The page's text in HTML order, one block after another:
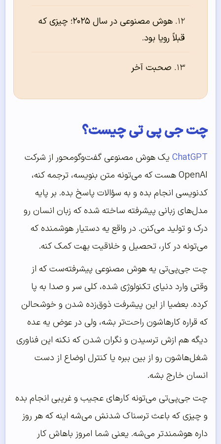
هوش مصنوعی در سال ۲۰۲۵؛ چیزی که
قبلاً رویا بود.
صحبت آخر
چت جی پی تی چیست؟
ChatGPT یک هوش مصنوعی گفت‌وگومحور از شرکت
OpenAI هست که می‌تونه متن بنویسه، ترجمه کنه،
کدنویسی انجام بده و به سؤالات پاسخ بده. بر پایه
مدل‌های زبانی پیشرفته ساخته شده که زبان انسان رو
درک و تولید می‌کنن. در واقع یه دستیار هوشمنده که
می‌تونه در کار، تحصیل و خلاقیت بهت کمک کنه.
چت جی‌پی‌تی یه هوش مصنوعی پیشرفته‌ست که از
وقتی وارد دنیای تکنولوژی شده، کلی سر و صدا به پا
کرده. بعضیا از این پیشرفت ذوق‌زده شدن و خوشحالن
که قراره کارهاشون راحت‌تر بشه، ولی در عوض یه عده
دیگه هم ازش ترسیدن و نگران شدن که نکنه این فناوری
شغل‌هاشون رو از بین ببره یا کنترل اوضاع از دست
انسان خارج بشه.
چت جی‌پی‌تی می‌تونه کارهای عجیب و غریبی انجام بده
و چیزی که باعث ترسناک شدنش می‌شه اینه که هر روز
داره هوشمندتر می‌شه. یعنی شما امروز باهاش کار